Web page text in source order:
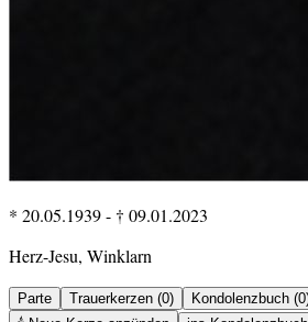
* 20.05.1939- † 09.01.2023
Herz-Jesu, Winklarn
Parte Trauerkerzen (0)
Kondolenzbuch